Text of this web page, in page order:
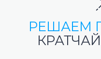
РЕШАЕМ